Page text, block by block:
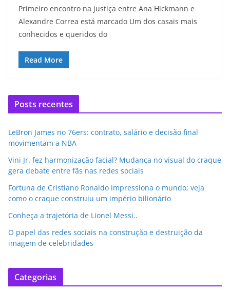
Primeiro encontro na justiça entre Ana Hickmann e
Alexandre Correa está marcado Um dos casais mais
conhecidos e queridos do
Read More
Posts recentes
LeBron James no 76ers: contrato, salário e decisão final
movimentam a NBA
Vini Jr. fez harmonização facial? Mudança no visual do craque
gera debate entre fãs nas redes sociais
Fortuna de Cristiano Ronaldo impressiona o mundo; veja
como o craque construiu um império bilionário
Conheça a trajetória de Lionel Messi..
O papel das redes sociais na construção e destruição da
imagem de celebridades
Categorias